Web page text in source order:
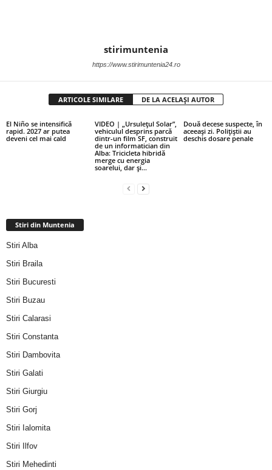
stirimuntenia
https://www.stirimuntenia24.ro
ARTICOLE SIMILARE DE LA ACELAȘI AUTOR
El Niño se intensifică
rapid. 2027 ar putea
deveni cel mai cald
VIDEO | „Ursulețul Solar”,
vehiculul desprins parcă
dintr-un film SF, construit
de un informatician din
Alba: Tricicleta hibridă
merge cu energia
soarelui, dar și...
Două decese suspecte, în
aceeași zi. Polițiștii au
deschis dosare penale
Stiri din Muntenia
Stiri Alba
Stiri Braila
Stiri Bucuresti
Stiri Buzau
Stiri Calarasi
Stiri Constanta
Stiri Dambovita
Stiri Galati
Stiri Giurgiu
Stiri Gorj
Stiri Ialomita
Stiri Ilfov
Stiri Mehedinti